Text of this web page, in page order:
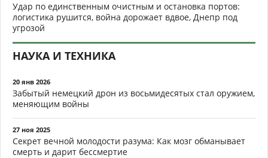
Удар по единственным очистным и остановка портов:
логистика рушится, война дорожает вдвое, Днепр под
угрозой
НАУКА И ТЕХНИКА
20 янв 2026
Забытый немецкий дрон из восьмидесятых стал оружием,
меняющим войны
27 ноя 2025
Секрет вечной молодости разума: Как мозг обманывает
смерть и дарит бессмертие